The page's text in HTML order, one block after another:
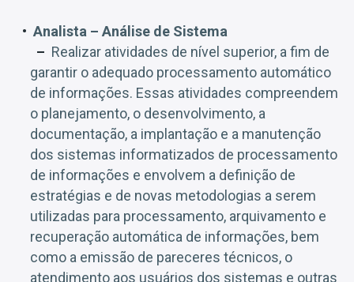
Analista – Análise de Sistema
Realizar atividades de nível superior, a fim de
garantir o adequado processamento automático
de informações. Essas atividades compreendem
o planejamento, o desenvolvimento, a
documentação, a implantação e a manutenção
dos sistemas informatizados de processamento
de informações e envolvem a definição de
estratégias e de novas metodologias a serem
utilizadas para processamento, arquivamento e
recuperação automática de informações, bem
como a emissão de pareceres técnicos, o
atendimento aos usuários dos sistemas e outras